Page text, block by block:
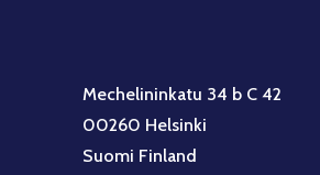
Mechelininkatu 34 b C 42
00260 Helsinki
Suomi Finland